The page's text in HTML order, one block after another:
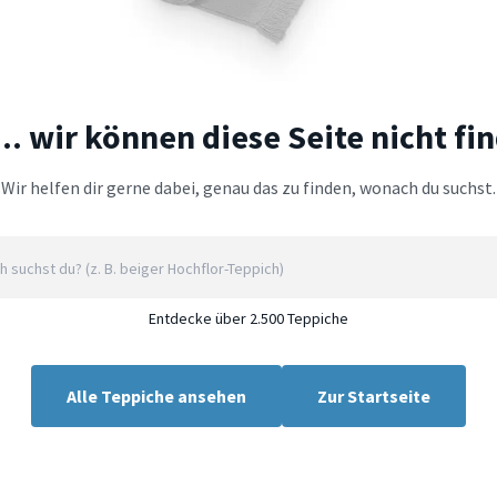
wir können diese Seite nicht
Wir helfen dir gerne dabei, genau das zu finden, wonach du suchst.
Entdecke über 2.500 Teppiche
Alle Teppiche ansehen Zur Startseite